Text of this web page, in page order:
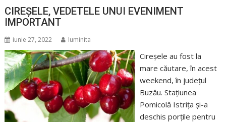
CIREȘELE, VEDETELE UNUI EVENIMENT
IMPORTANT
iunie 27, 2022 luminita
Cireșele au fost la
mare căutare, în acest
weekend, în județul
Buzău. Stațiunea
Pomicolă Istrița și-a
deschis porțile pentru